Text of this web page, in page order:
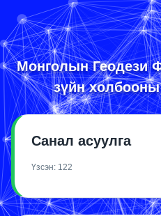
Монголын Геодези
зүйн
Санал асуулга
Үзсэн: 122